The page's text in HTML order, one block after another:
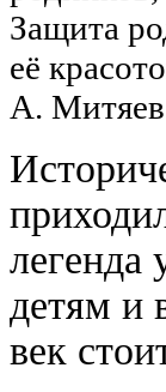
Защита
её
А. Митяев
легенда
детям и
век